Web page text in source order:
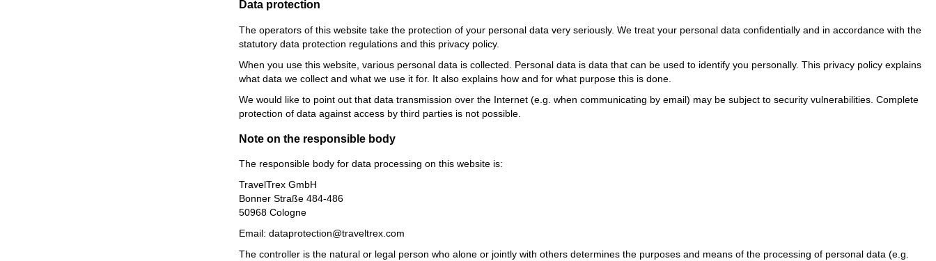
Data protection
The operators of this website take the protection of your personal data very seriously. We treat your personal data confidentially and in accordance with the
statutory data protection regulations and this privacy policy.
When you use this website, various personal data is collected. Personal data is data that can be used to identify you personally. This privacy policy explains
what data we collect and what we use it for. It also explains how and for what purpose this is done.
We would like to point out that data transmission over the Internet (e.g. when communicating by email) may be subject to security vulnerabilities. Complete
protection of data against access by third parties is not possible.
Note on the responsible body
The responsible body for data processing on this website is:
TravelTrex GmbH
Bonner Straße 484-486
50968 Cologne
Email: dataprotection@traveltrex.com
The controller is the natural or legal person who alone or jointly with others determines the purposes and means of the processing of personal data (e.g.